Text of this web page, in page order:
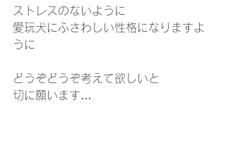
ストレスのないように
愛玩犬にふさわしい性格になりますよ
うに
どうぞどうぞ考えて欲しいと
切に願います…